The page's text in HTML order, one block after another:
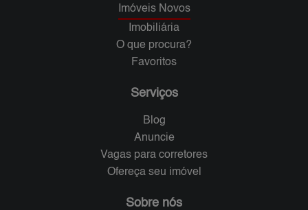
Imóveis Novos
Imobiliária
O que procura?
Favoritos
Serviços
Blog
Anuncie
Vagas para corretores
Ofereça seu imóvel
Sobre nós